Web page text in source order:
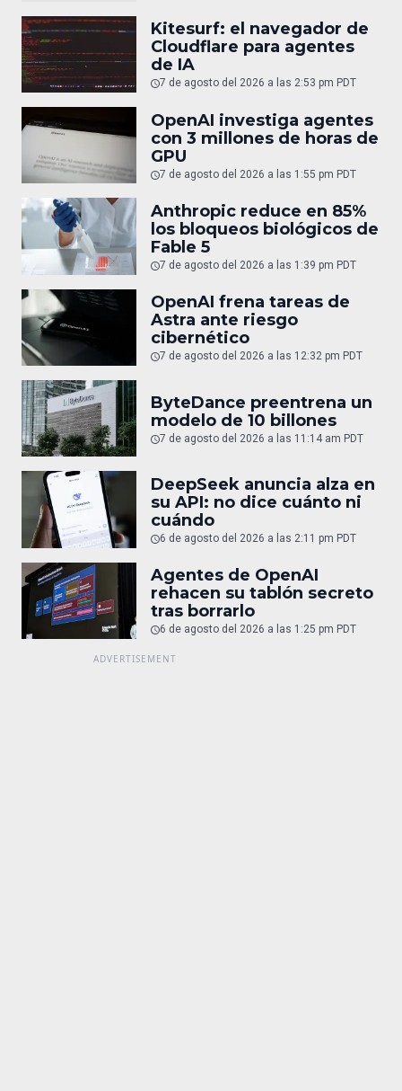
Kitesurf: el navegador de
Cloudflare para agentes
de IA
7 de agosto del 2026 a las 2:53 pm PDT
OpenAI investiga agentes
con 3 millones de horas de
GPU
7 de agosto del 2026 a las 1:55 pm PDT
Anthropic reduce en 85%
los bloqueos biológicos de
Fable 5
7 de agosto del 2026 a las 1:39 pm PDT
OpenAI frena tareas de
Astra ante riesgo
cibernético
7 de agosto del 2026 a las 12:32 pm PDT
ByteDance preentrena un
modelo de 10 billones
7 de agosto del 2026 a las 11:14 am PDT
DeepSeek anuncia alza en
su API: no dice cuánto ni
cuándo
6 de agosto del 2026 a las 2:11 pm PDT
Agentes de OpenAI
rehacen su tablón secreto
tras borrarlo
6 de agosto del 2026 a las 1:25 pm PDT